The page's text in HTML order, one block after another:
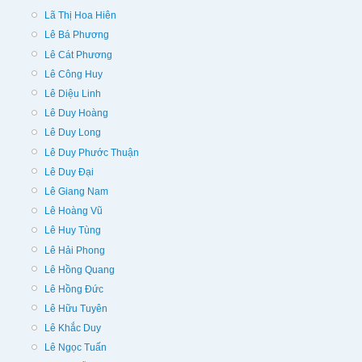
Lã Thị Hoa Hiên
Lê Bá Phương
Lê Cát Phương
Lê Công Huy
Lê Diệu Linh
Lê Duy Hoàng
Lê Duy Long
Lê Duy Phước Thuận
Lê Duy Đại
Lê Giang Nam
Lê Hoàng Vũ
Lê Huy Tùng
Lê Hải Phong
Lê Hồng Quang
Lê Hồng Đức
Lê Hữu Tuyên
Lê Khắc Duy
Lê Ngọc Tuấn